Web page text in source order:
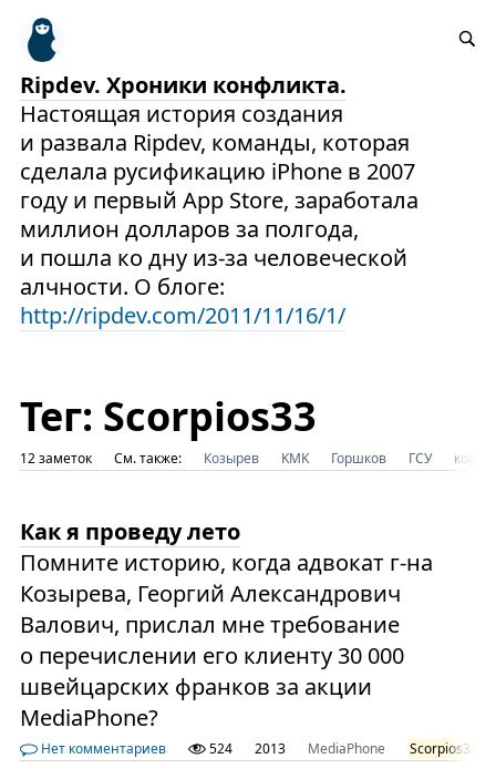
Ripdev. Хроники конфликта.
Настоящая история создания
и развала Ripdev, команды, которая
сделала русификацию iPhone в 2007
году и первый App Store, заработала
миллион долларов за полгода,
и пошла ко дну из-за человеческой
алчности. О блоге:
http://ripdev.com/2011/11/16/1/
Тег: Scorpios33
12 заметок См. также: Козырев KMK Горшков ГСУ
Как я проведу лето
Помните историю, когда адвокат г-на
Козырева, Георгий Александрович
Валович, прислал мне требование
о перечислении его клиенту 30 000
швейцарских франков за акции
MediaPhone?
Нет комментариев 524 2013 MediaPhone Scorpios33